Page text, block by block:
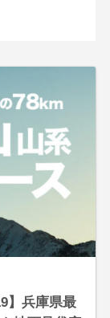
】兵庫県最